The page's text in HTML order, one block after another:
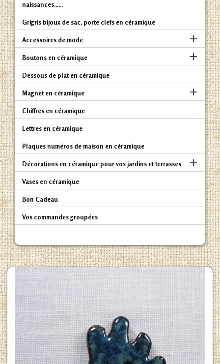
naissances......
Grigris bijoux de sac, porte clefs en céramique
Accessoires de mode 
Boutons en céramique 
Dessous de plat en céramique
Magnet en céramique 
Chiffres en céramique
Lettres en céramique
Plaques numéros de maison en céramique
Décorations en céramique pour vos jardins et terrasses 
Vases en céramique
Bon Cadeau
Vos commandes groupées